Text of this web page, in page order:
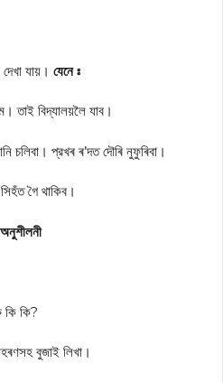
যায়। যেনে ঃ
তাই বিদ্যালয়লৈ যাব।
চলিবা। প্রখৰ ৰ’দত দৌৰি নুফুৰিবা।
গৈ থাকিব।
অনুশীলনী
কি?
বুজাই লিখা।